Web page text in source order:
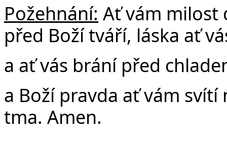
Požehnání: Ať vám milost
před Boží tváří, láska ať
a ať vás brání před
a Boží pravda ať vám
tma. Amen.